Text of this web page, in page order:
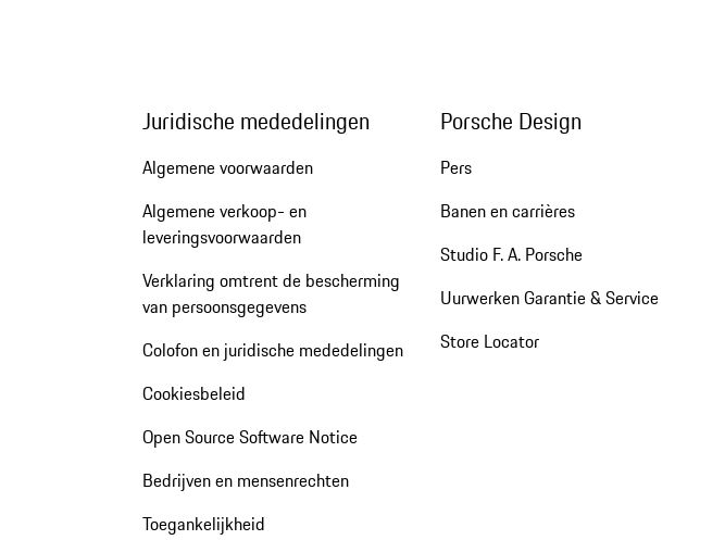
Juridische mededelingen
Algemene voorwaarden
Algemene verkoop- en
leveringsvoorwaarden
Verklaring omtrent de bescherming
van persoonsgegevens
Colofon en juridische mededelingen
Cookiesbeleid
Open Source Software Notice
Bedrijven en mensenrechten
Toegankelijkheid
Porsche Design
Pers
Banen en carrières
Studio F. A. Porsche
Uurwerken Garantie & Service
Store Locator